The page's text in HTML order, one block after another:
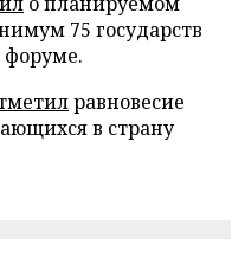
75 государств
равновесие
в страну